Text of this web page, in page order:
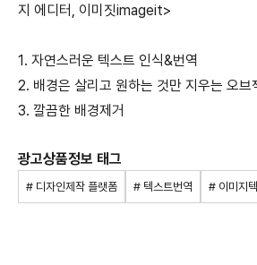
지 에디터, 이미짓imageit>
1. 자연스러운 텍스트 인식&번역
2. 배경은 살리고 원하는 것만 지우는 오브
3. 깔끔한 배경제거
광고상품정보 태그
# 디자인제작 플랫폼 # 텍스트번역 # 이미지